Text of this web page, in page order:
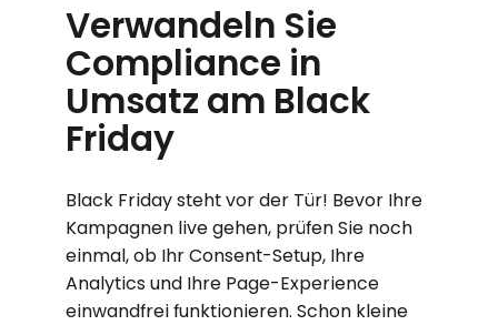
Verwandeln Sie
Compliance in
Umsatz am Black
Friday
Black Friday steht vor der Tür! Bevor Ihre
Kampagnen live gehen, prüfen Sie noch
einmal, ob Ihr Consent-Setup, Ihre
Analytics und Ihre Page-Experience
einwandfrei funktionieren. Schon kleine